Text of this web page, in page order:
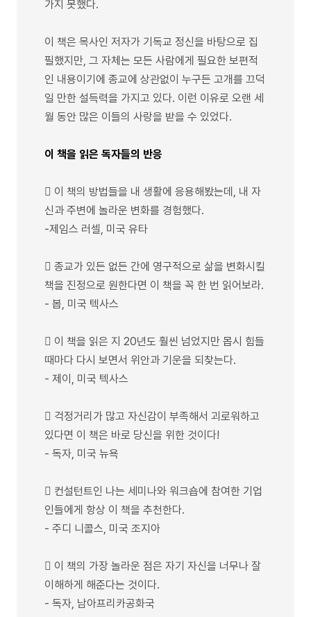
가지 못했다.
이 책은 목사인 저자가 기독교 정신을 바탕으로 집
필했지만, 그 자체는 모든 사람에게 필요한 보편적
인 내용이기에 종교에 상관없이 누구든 고개를 끄덕
일 만한 설득력을 가지고 있다. 이런 이유로 오랜 세
월 동안 많은 이들의 사랑을 받을 수 있었다.
이 책을 읽은 독자들의 반응
 이 책의 방법들을 내 생활에 응용해봤는데, 내 자
신과 주변에 놀라운 변화를 경험했다.
-제임스 러셀, 미국 유타
 종교가 있든 없든 간에 영구적으로 삶을 변화시킬
책을 진정으로 원한다면 이 책을 꼭 한 번 읽어보라.
- 봅, 미국 텍사스
 이 책을 읽은 지 20년도 훨씬 넘었지만 몹시 힘들
때마다 다시 보면서 위안과 기운을 되찾는다.
- 제이, 미국 텍사스
 걱정거리가 많고 자신감이 부족해서 괴로워하고
있다면 이 책은 바로 당신을 위한 것이다!
- 독자, 미국 뉴욕
 컨설턴트인 나는 세미나와 워크숍에 참여한 기업
인들에게 항상 이 책을 추천한다.
- 주디 니콜스, 미국 조지아
 이 책의 가장 놀라운 점은 자기 자신을 너무나 잘
이해하게 해준다는 것이다.
- 독자, 남아프리카공화국